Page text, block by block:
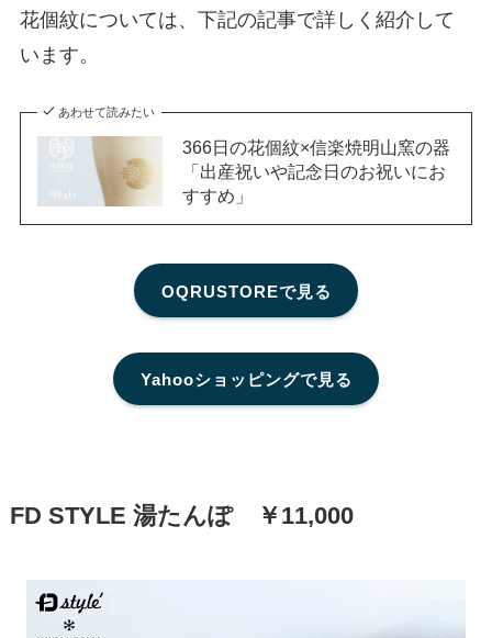
花個紋については、下記の記事で詳しく紹介して
います。
あわせて読みたい
366日の花個紋×信楽焼明山窯の器
「出産祝いや記念日のお祝いにお
すすめ」
OQRUSTOREで見る
Yahooショッピングで見る
FD STYLE 湯たんぽ ￥11,000